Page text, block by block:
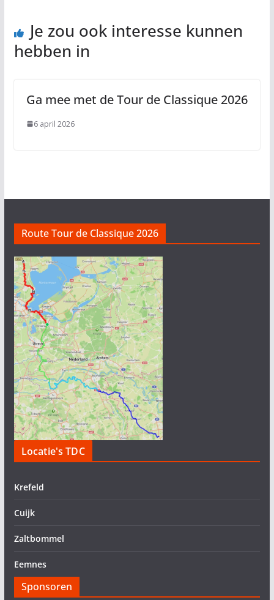
Je zou ook interesse kunnen
hebben in
Ga mee met de Tour de Classique 2026
6 april 2026
Route Tour de Classique 2026
Locatie's TDC
Krefeld
Cuijk
Zaltbommel
Eemnes
Sponsoren